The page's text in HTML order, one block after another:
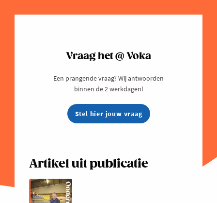
Vraag het @ Voka
Een prangende vraag? Wij antwoorden
binnen de 2 werkdagen!
Stel hier jouw vraag
Artikel uit publicatie